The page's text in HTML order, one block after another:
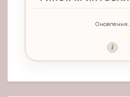
Оновлення...
i